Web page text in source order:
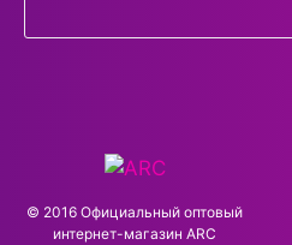
© 2016 Официальный оптовый
интернeт-магазин ARC